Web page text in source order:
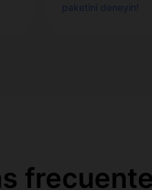
paketini deneyin!